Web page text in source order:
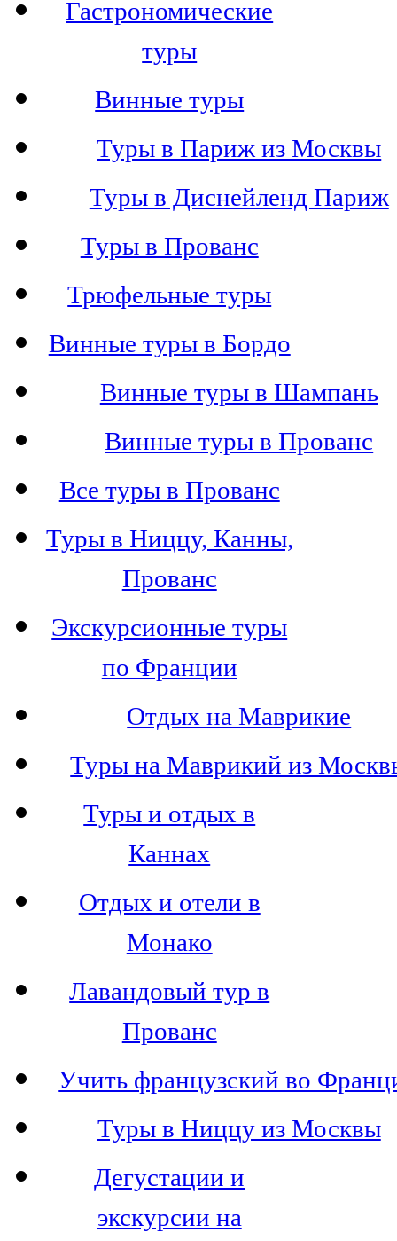
Гастрономические
туры
Винные туры
Туры в Париж из Москвы
Туры в Диснейленд Париж
Туры в Прованс
Трюфельные туры
Винные туры в Бордо
Винные туры в Шампань
Винные туры в Прованс
Все туры в Прованс
Туры в Ниццу, Канны,
Прованс
Экскурсионные туры
по Франции
Отдых на Маврикие
Туры на Маврикий из
Туры и отдых в
Каннах
Отдых и отели в
Монако
Лавандовый тур в
Прованс
Учить французский во
Туры в Ниццу из Москвы
Дегустации и
экскурсии на